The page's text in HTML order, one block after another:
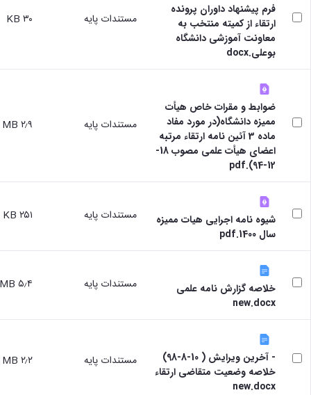
فرم پیشنهاد داوران پرونده
ارتقاء از کمیته منتخب به
معاونت آموزشی دانشگاه
بوعلی.docx
مستندات پایه ۳۰ KB
ضوابط و مقرات خاص هیأت
ممیزه دانشگاه(در مورد مفاد
ماده 3 آئین نامه ارتقاء مرتبه
اعضای هیأت علمی مصوب 18-
12-94).pdf
مستندات پایه ۲٫۹ MB
شیوه نامه اجرایی هیات ممیزه
سال 1400.pdf
مستندات پایه ۲۵۱ KB
خلاصه گزارش نامه علمی
new.docx
مستندات پایه ۵٫۴ MB
- آخرین ویرایش ( 10-8-98)
خلاصه وضعیت متقاضی ارتقاء
new.docx
مستندات پایه ۲٫۲ MB